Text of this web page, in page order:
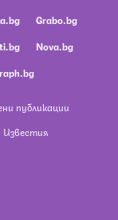
Grabo.bg
Nova.bg
публикации
Известия